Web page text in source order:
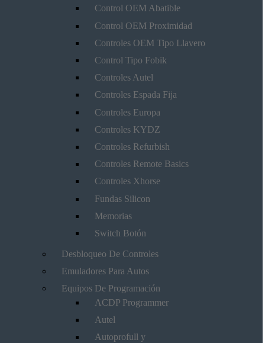
Control OEM Abatible
Control OEM Proximidad
Controles OEM Tipo Llavero
Control Tipo Fobik
Controles Autel
Controles Espada Fija
Controles Europa
Controles KYDZ
Controles Refurbish
Controles Remote Basics
Controles Xhorse
Fundas Silicon
Memorias
Switch Botón
Desbloqueo De Controles
Emuladores Para Autos
Equipos De Programación
ACDP Programmer
Autel
Autoprofull y